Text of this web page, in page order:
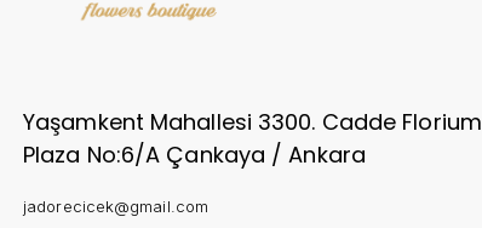
Yaşamkent Mahallesi 3300. Cadde Florium
Plaza No:6/A Çankaya / Ankara
jadorecicek@gmail.com